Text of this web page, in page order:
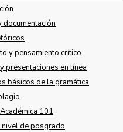
documentación
y pensamiento crítico
presentaciones en línea
básicos de la gramática
101
nivel de posgrado